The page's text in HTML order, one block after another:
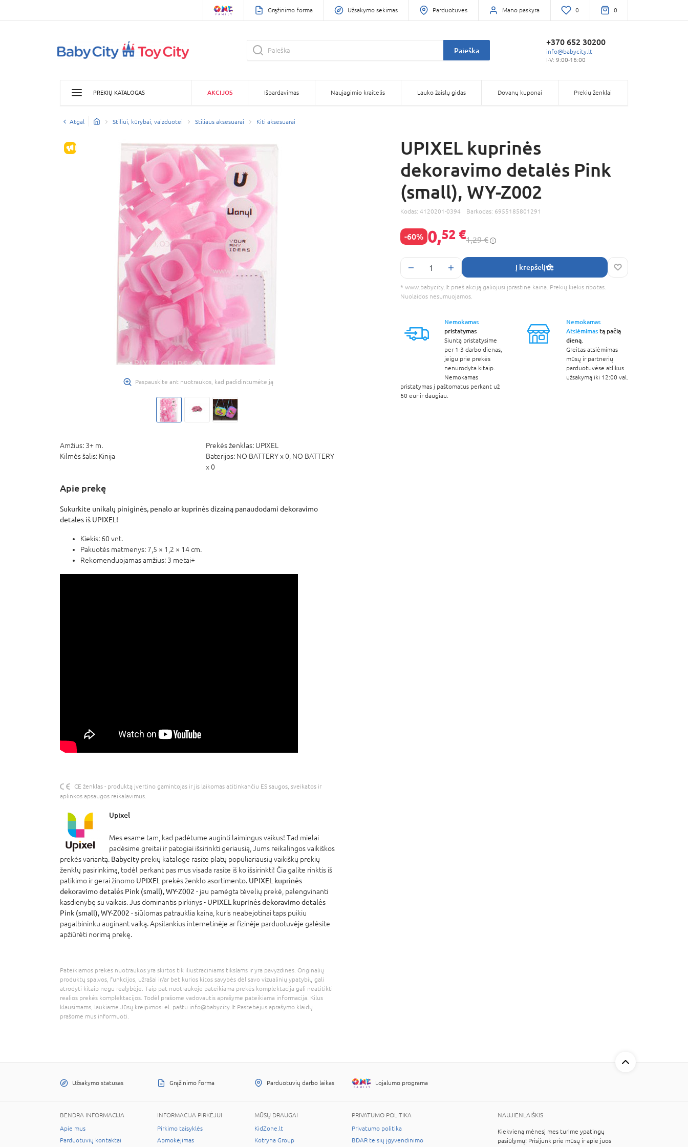
Grąžinimo forma Užsakymo sekimas Parduotuvės Mano paskyra 0 0
Paieška
+370 652 30200
info@babycity.lt
I-V: 9:00-16:00
PREKIŲ KATALOGAS AKCIJOS Išpardavimas Naujagimio kraitelis Lauko žaislų gidas Dovanų kuponai Prekių ženklai
Atgal Stiliui, kūrybai, vaizduotei Stiliaus aksesuarai Kiti aksesuarai
IŠPARDAVIMAS
Paspauskite ant nuotraukos, kad padidintumėte ją
Amžius: 3+ m. Prekės ženklas: UPIXEL
Kilmės šalis: Kinija Baterijos: NO BATTERY x 0, NO BATTERY
x 0
Apie prekę
Sukurkite unikalų piniginės, penalo ar kuprinės dizainą panaudodami dekoravimo
detales iš UPIXEL!
Kiekis: 60 vnt.
Pakuotės matmenys: 7,5 × 1,2 × 14 cm.
Rekomenduojamas amžius: 3 metai+
CE ženklas - produktą įvertino gamintojas ir jis laikomas atitinkančiu ES saugos, sveikatos ir
aplinkos apsaugos reikalavimus.
Upixel
Mes esame tam, kad padėtume auginti laimingus vaikus! Tad mielai
padėsime greitai ir patogiai išsirinkti geriausią, Jums reikalingos vaikiškos
prekės variantą. Babycity prekių kataloge rasite platų populiariausių vaikiškų prekių
ženklų pasirinkimą, todėl perkant pas mus visada rasite iš ko išsirinkti! Čia galite rinktis iš
patikimo ir gerai žinomo UPIXEL prekės ženklo asortimento. UPIXEL kuprinės
dekoravimo detalės Pink (small), WY-Z002 - jau pamėgta tėvelių prekė, palengvinanti
kasdienybę su vaikais. Jus dominantis pirkinys - UPIXEL kuprinės dekoravimo detalės
Pink (small), WY-Z002 - siūlomas patrauklia kaina, kuris neabejotinai taps puikiu
pagalbininku auginant vaiką. Apsilankius internetinėje ar fizinėje parduotuvėje galėsite
apžiūrėti norimą prekę.
Pateikiamos prekės nuotraukos yra skirtos tik iliustraciniams tikslams ir yra pavyzdinės. Originalių
produktų spalvos, funkcijos, užrašai ir/ar bet kurios kitos savybės dėl savo vizualinių ypatybių gali
atrodyti kitaip negu realybėje. Taip pat nuotraukoje pateikiama prekės komplektacija gali neatitikti
realios prekės komplektacijos. Todėl prašome vadovautis aprašyme pateikiama informacija. Kilus
klausimams, laukiame Jūsų kreipimosi el. paštu info@babycity.lt Pastebėjus aprašymo klaidų
prašome mus informuoti.
UPIXEL kuprinės
dekoravimo detalės Pink
(small), WY-Z002
Kodas: 4120201-0394 Barkodas: 6955185801291
-60% 0,52 €1,29 €
Į krepšelį
* www.babycity.lt prieš akciją galiojusi įprastinė kaina. Prekių kiekis ribotas.
Nuolaidos nesumuojamos.
Nemokamas
pristatymas
Siuntą pristatysime
per 1-3 darbo dienas,
jeigu prie prekės
nenurodyta kitaip.
Nemokamas
pristatymas į paštomatus perkant už
60 eur ir daugiau.
Nemokamas
Atsiėmimastą pačią
dieną.
Greitas atsiėmimas
mūsų ir partnerių
parduotuvėse atlikus
užsakymą iki 12:00 val.
Užsakymo statusas Grąžinimo forma Parduotuvių darbo laikas Lojalumo programa
BENDRA INFORMACIJA
Apie mus
Parduotuvių kontaktai
INFORMACIJA PIRKĖJUI
Pirkimo taisyklės
Apmokėjimas
MŪSŲ DRAUGAI
KidZone.lt
Kotryna Group
PRIVATUMO POLITIKA
Privatumo politika
BDAR teisių įgyvendinimo
NAUJIENLAIŠKIS
Kiekvieną mėnesį mes turime ypatingų
pasiūlymų! Prisijunk prie mūsų ir apie juos